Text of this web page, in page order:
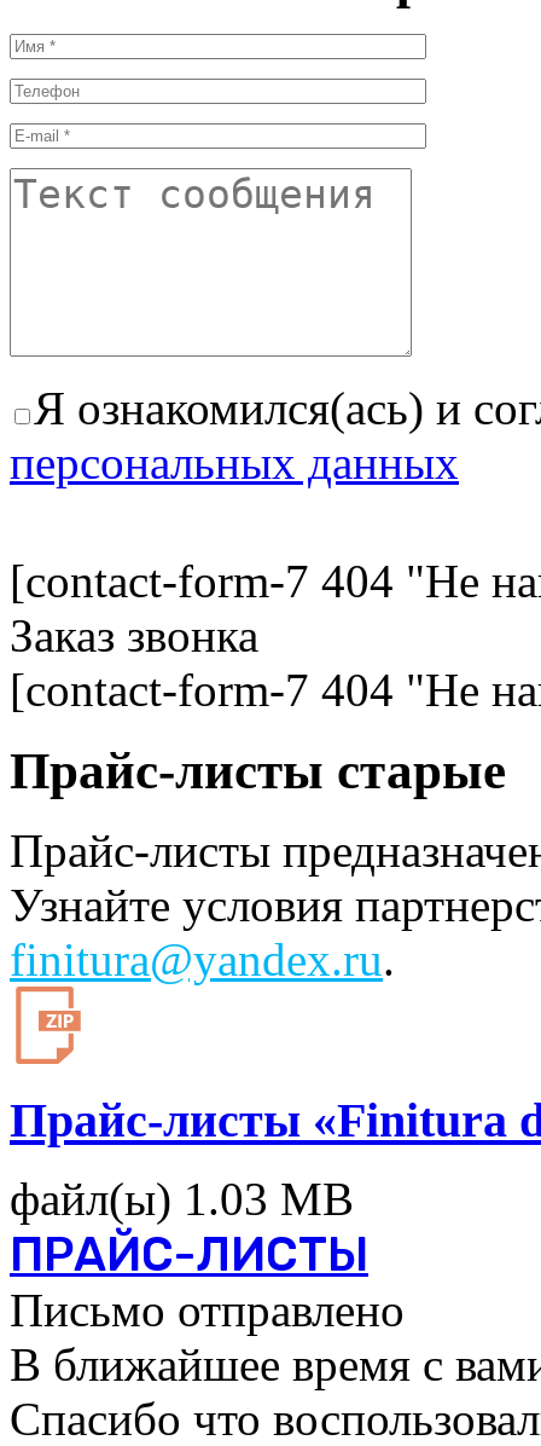
Я ознакомился(ась) и
персональных данных
[contact-form-7 404 "Не
Заказ звонка
[contact-form-7 404 "Не
Прайс-листы старые
Прайс-листы
Узнайте условия
finitura@yandex.ru.
Прайс-листы «Finitura
файл(ы) 1.03 MB
ПРАЙС-ЛИСТЫ
Письмо отправлено
В ближайшее время с
Спасибо что